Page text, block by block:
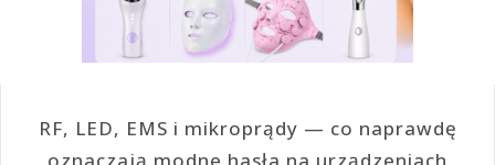
RF, LED, EMS i mikroprądy — co naprawdę
oznaczają modne hasła na urządzeniach